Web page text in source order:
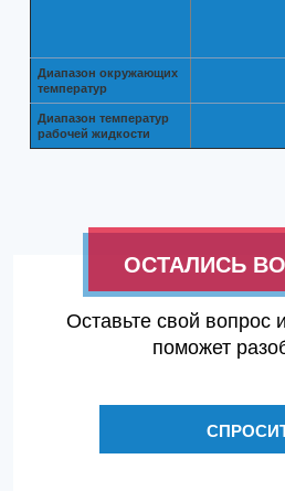
Диапазон окружающих
температур
Диапазон температур
рабочей жидкости
ОСТАЛИСЬ
Оставьте свой вопрос
поможет